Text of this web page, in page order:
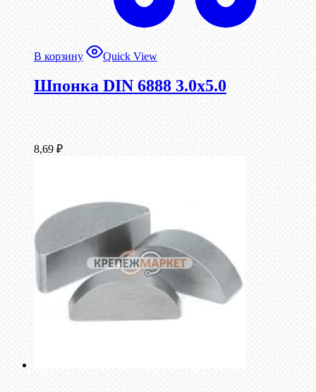
В корзину Quick View
Шпонка DIN 6888 3.0х5.0
8,69 ₽